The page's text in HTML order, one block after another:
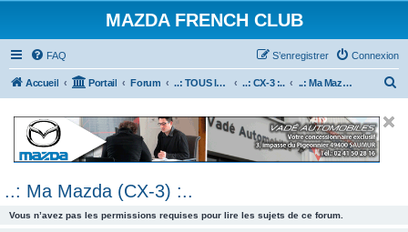
MAZDA FRENCH CLUB
FAQ Connexion
S’enregistrer
Accueil Portail Forum ..: TOUS les Véhicules MAZDA :.. ..: CX-3 :.. ..: Ma Mazda (CX-3) :..
..: Ma Mazda (CX-3) :..
Vous n’avez pas les permissions requises pour lire les sujets de ce forum.